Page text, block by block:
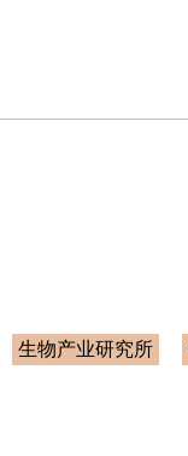
生物产业研究所